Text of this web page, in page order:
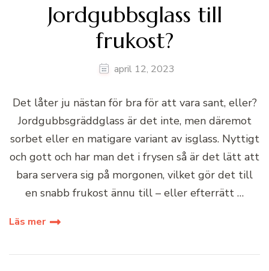
Jordgubbsglass till
frukost?
april 12, 2023
Det låter ju nästan för bra för att vara sant, eller?
Jordgubbsgräddglass är det inte, men däremot
sorbet eller en matigare variant av isglass. Nyttigt
och gott och har man det i frysen så är det lätt att
bara servera sig på morgonen, vilket gör det till
en snabb frukost ännu till – eller efterrätt …
Läs mer